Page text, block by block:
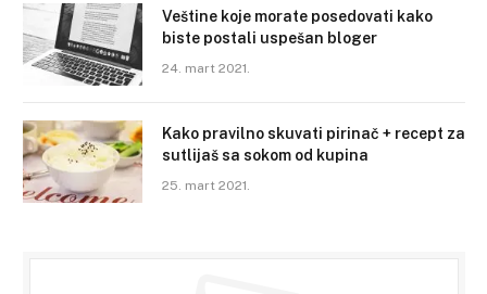
Veštine koje morate posedovati kako
biste postali uspešan bloger
24. mart 2021.
Kako pravilno skuvati pirinač + recept za
sutlijaš sa sokom od kupina
25. mart 2021.